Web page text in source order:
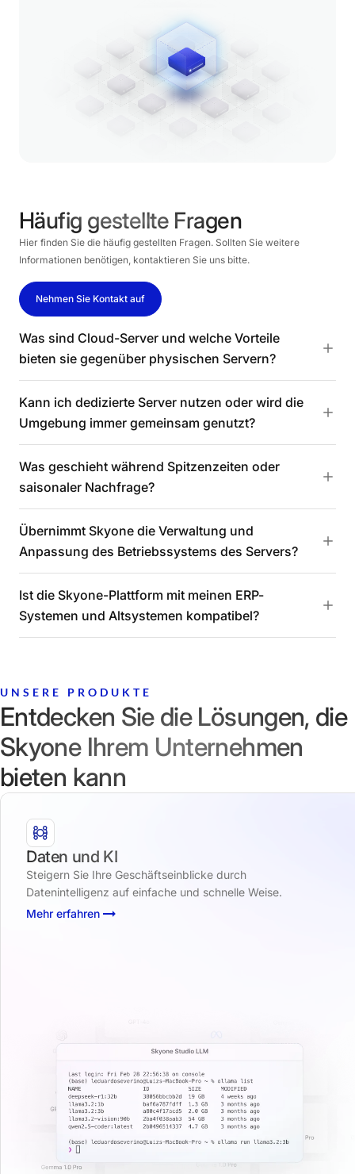
Häufig gestellte Fragen
Hier finden Sie die häufig gestellten Fragen. Sollten Sie weitere
Informationen benötigen, kontaktieren Sie uns bitte.
Nehmen Sie Kontakt auf
Was sind Cloud-Server und welche Vorteile
bieten sie gegenüber physischen Servern?
Kann ich dedizierte Server nutzen oder wird die
Umgebung immer gemeinsam genutzt?
Was geschieht während Spitzenzeiten oder
saisonaler Nachfrage?
Übernimmt Skyone die Verwaltung und
Anpassung des Betriebssystems des Servers?
Ist die Skyone-Plattform mit meinen ERP-
Systemen und Altsystemen kompatibel?
UNSERE PRODUKTE
Entdecken Sie die Lösungen, die
Skyone Ihrem Unternehmen
bieten kann
Daten und KI
Steigern Sie Ihre Geschäftseinblicke durch
Datenintelligenz auf einfache und schnelle Weise.
Mehr erfahren